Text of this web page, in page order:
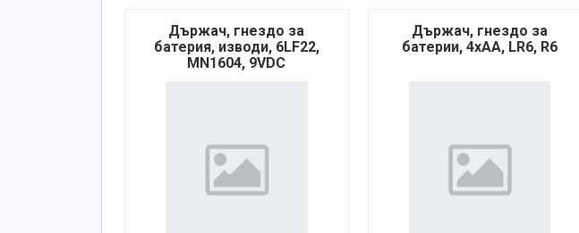
Държач, гнездо за
батерия, изводи, 6LF22,
MN1604, 9VDC
Държач, гнездо за
батерии, 4xAA, LR6, R6